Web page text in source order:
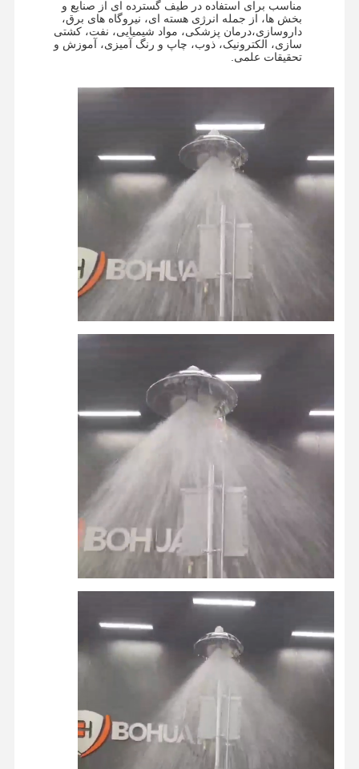
خانه
با ما تماس
بگیرید
وبلاگ حالا حرف بزن
شستشوی چشم آب سرد شده
مناسب برای استفاده در طیف گسترده ای از صنایع و
بخش ها، از جمله انرژی هسته ای، نیروگاه های برق،
داروسازی،درمان پزشکی، مواد شیمیایی، نفت، کشتی
سازی، الکترونیک، ذوب، چاپ و رنگ آمیزی، آموزش و
تحقیقات علمی.